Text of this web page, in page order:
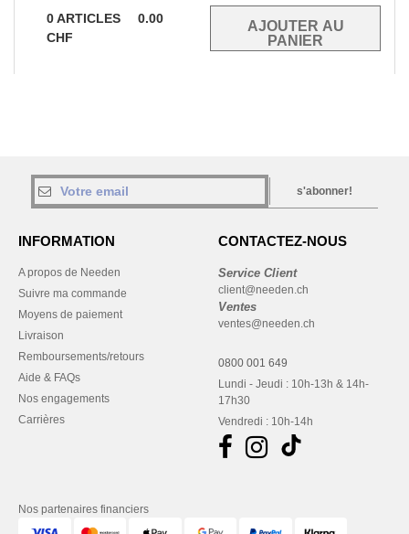
0ARTICLES
0.00
CHF
s'abonner!
INFORMATION
A propos de Needen
Suivre ma commande
Moyens de paiement
Livraison
Remboursements/retours
Aide & FAQs
Nos engagements
Carrières
CONTACTEZ-NOUS
Service Client
client@needen.ch
Ventes
ventes@needen.ch
0800 001 649
Lundi - Jeudi : 10h-13h & 14h-
17h30
Vendredi : 10h-14h
Nos partenaires financiers